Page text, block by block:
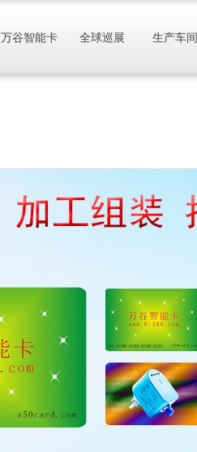
万谷智能卡 全球巡展 生产车间